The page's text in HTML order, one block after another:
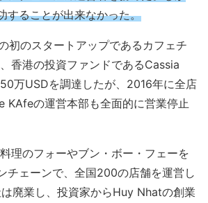
することが出来なかった。
初のスタートアップであるカフェチ
香港の投資ファンドであるCassia
万USDを調達したが、2016年に全店
KAfeの運営本部も全面的に営業停止
理のフォーやブン・ボー・フェーを
チェーンで、全国200の店舗を運営し
廃業し、投資家からHuy Nhatの創業